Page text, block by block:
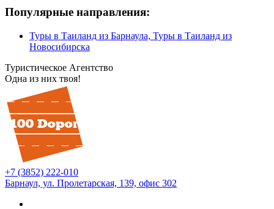
Популярные направления:
Туры в Таиланд из Барнаула, Туры в Таиланд из
Новосибирска
Туристическое Агентство
Одна из них твоя!
+7 (3852) 222-010
Барнаул, ул. Пролетарская, 139, офис 302